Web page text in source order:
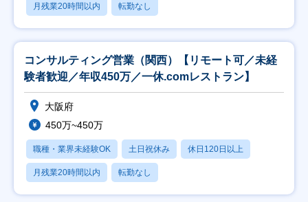
月残業20時間以内 転勤なし
コンサルティング営業（関西）【リモート可／未経
験者歓迎／年収450万／一休.comレストラン】
大阪府
450万~450万
職種・業界未経験OK 土日祝休み 休日120日以上
月残業20時間以内 転勤なし